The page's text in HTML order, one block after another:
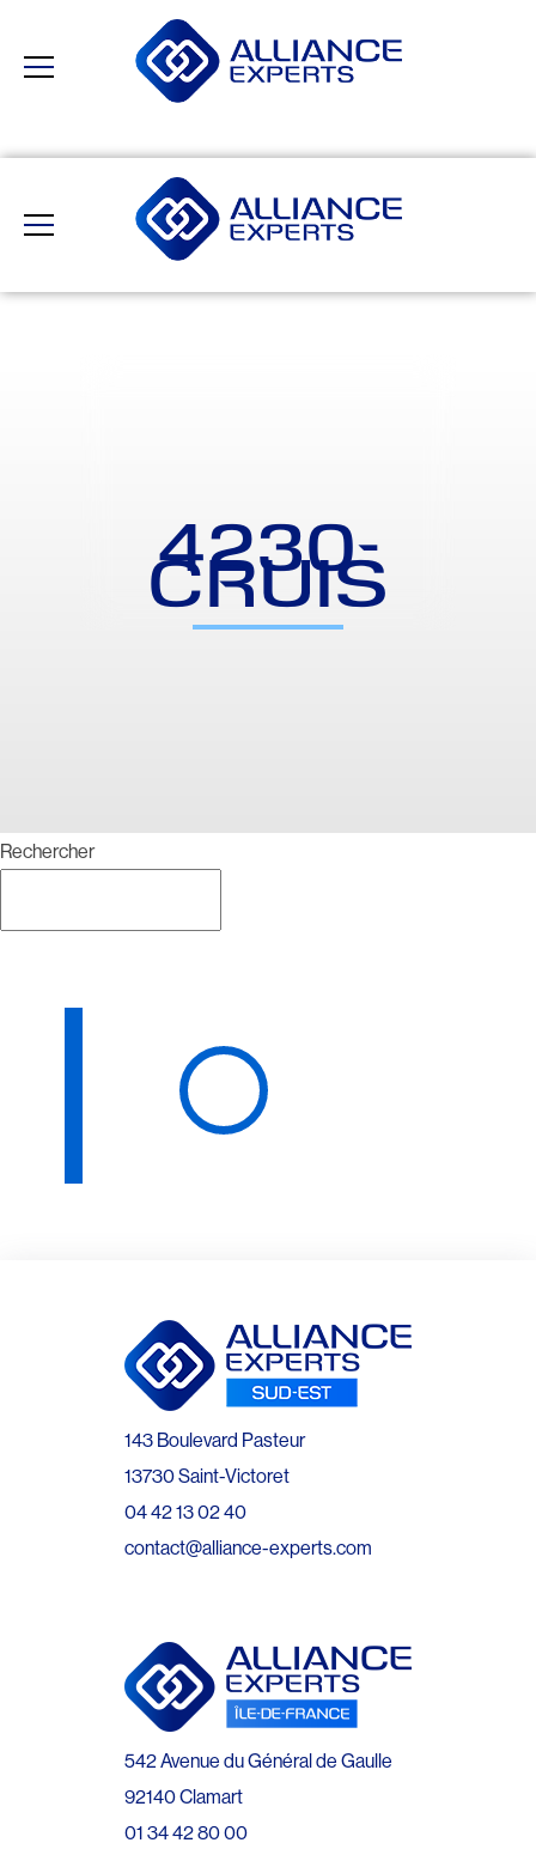
4230-
CRUIS
Rechercher
143 Boulevard Pasteur
13730 Saint-Victoret
04 42 13 02 40
contact@alliance-experts.com
542 Avenue du Général de Gaulle
92140 Clamart
01 34 42 80 00